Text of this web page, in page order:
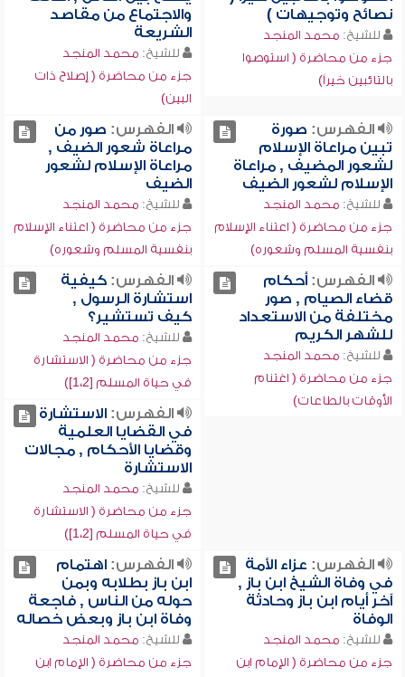
نصائح وتوجيهات )
للشيخ: محمد المنجد
جزء من محاضرة ( استوصوا
بالتائبين خيراً)
والاجتماع من مقاصد
الشريعة
للشيخ: محمد المنجد
جزء من محاضرة ( إصلاح ذات
البين)
الفهرس: صورة
تبين مراعاة الإسلام
لشعور المضيف , مراعاة
الإسلام لشعور الضيف
للشيخ: محمد المنجد
جزء من محاضرة ( اعتناء الإسلام
بنفسية المسلم وشعوره)
الفهرس: صور من
مراعاة شعور الضيف ,
مراعاة الإسلام لشعور
الضيف
للشيخ: محمد المنجد
جزء من محاضرة ( اعتناء الإسلام
بنفسية المسلم وشعوره)
الفهرس:أحكام
قضاء الصيام , صور
مختلفة من الاستعداد
للشهر الكريم
للشيخ: محمد المنجد
جزء من محاضرة ( اغتنام
الأوقات بالطاعات)
الفهرس:كيفية
استشارة الرسول ,
كيف تستشير؟
للشيخ: محمد المنجد
جزء من محاضرة ( الاستشارة
في حياة المسلم [1،2])
الفهرس:الاستشارة
في القضايا العلمية
وقضايا الأحكام , مجالات
الاستشارة
للشيخ: محمد المنجد
جزء من محاضرة ( الاستشارة
في حياة المسلم [1،2])
الفهرس: عزاء الأمة
في وفاة الشيخ ابن باز ,
آخر أيام ابن باز وحادثة
الوفاة
للشيخ: محمد المنجد
جزء من محاضرة ( الإمام ابن
الفهرس:اهتمام
ابن باز بطلابه وبمن
حوله من الناس , فاجعة
وفاة ابن باز وبعض خصاله
للشيخ: محمد المنجد
جزء من محاضرة ( الإمام ابن